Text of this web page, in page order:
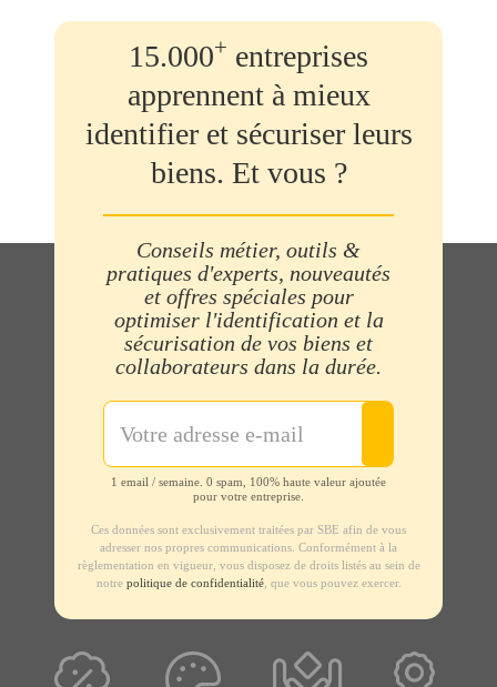
15.000+ entreprises
apprennent à mieux
identifier et sécuriser leurs
biens. Et vous ?
Conseils métier, outils &
pratiques d'experts, nouveautés
et offres spéciales pour
optimiser l'identification et la
sécurisation de vos biens et
collaborateurs dans la durée.
1 email / semaine. 0 spam, 100% haute valeur ajoutée
pour votre entreprise.
Ces données sont exclusivement traitées par SBE afin de vous
adresser nos propres communications. Conformément à la
règlementation en vigueur, vous disposez de droits listés au sein de
notre politique de confidentialité, que vous pouvez exercer.